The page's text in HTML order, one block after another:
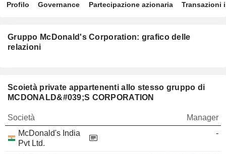
Profilo Governance Partecipazione azionaria Transazioni
Gruppo McDonald's Corporation: grafico delle
relazioni
Scoietà private appartenenti allo stesso gruppo di
MCDONALD&#039;S CORPORATION
Società
Manager
McDonald's India
Pvt Ltd.
-